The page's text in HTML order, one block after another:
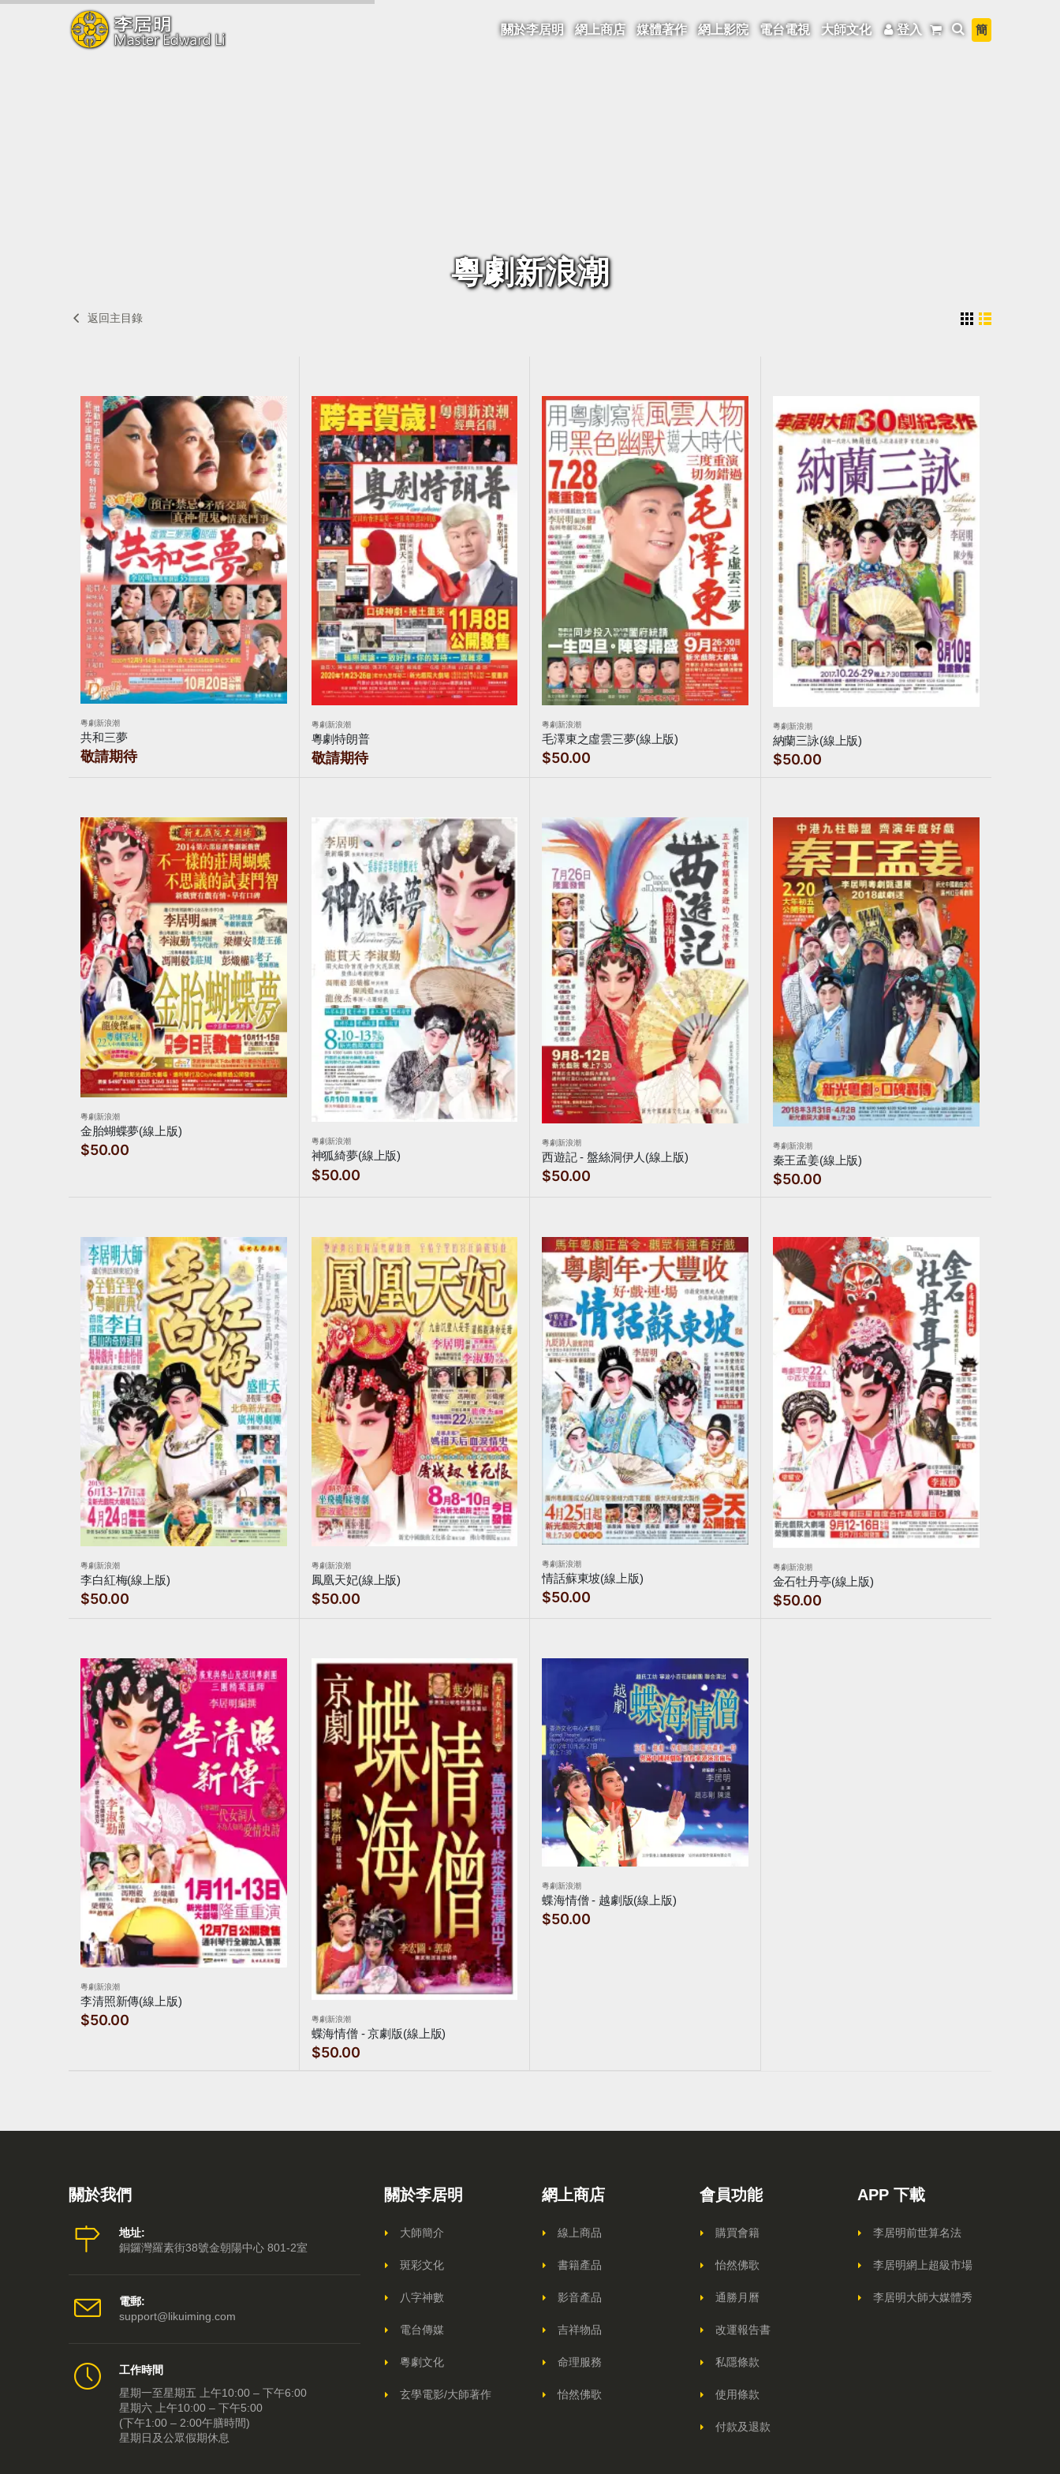
關於李居明 網上商店 媒體著作 網上影院 電台電視 大師文化 登入 簡
粵劇新浪潮
返回主目錄
粵劇新浪潮
共和三夢
敬請期待
粵劇新浪潮
粵劇特朗普
敬請期待
粵劇新浪潮
毛澤東之虛雲三夢(線上版)
$50.00
粵劇新浪潮
納蘭三詠(線上版)
$50.00
粵劇新浪潮
金胎蝴蝶夢(線上版)
$50.00
粵劇新浪潮
神狐綺夢(線上版)
$50.00
粵劇新浪潮
西遊記 - 盤絲洞伊人(線上版)
$50.00
粵劇新浪潮
秦王孟姜(線上版)
$50.00
粵劇新浪潮
李白紅梅(線上版)
$50.00
粵劇新浪潮
鳳凰天妃(線上版)
$50.00
粵劇新浪潮
情話蘇東坡(線上版)
$50.00
粵劇新浪潮
金石牡丹亭(線上版)
$50.00
粵劇新浪潮
李清照新傳(線上版)
$50.00 粵劇新浪潮
蝶海情僧 - 京劇版(線上版)
$50.00
粵劇新浪潮
蝶海情僧 - 越劇版(線上版)
$50.00
關於我們
地址:
銅鑼灣羅素街38號金朝陽中心 801-2室
電郵:
support@likuiming.com
工作時間
星期一至星期五 上午10:00 – 下午6:00
星期六 上午10:00 – 下午5:00
(下午1:00 – 2:00午膳時間)
星期日及公眾假期休息
關於李居明
大師簡介
斑彩文化
八字神數
電台傳媒
粵劇文化
玄學電影/大師著作
網上商店
線上商品
書籍產品
影音產品
吉祥物品
命理服務
怡然佛歌
會員功能
購買會籍
怡然佛歌
通勝月曆
改運報告書
私隱條款
使用條款
付款及退款
APP 下載
李居明前世算名法
李居明網上超級市場
李居明大師大媒體秀